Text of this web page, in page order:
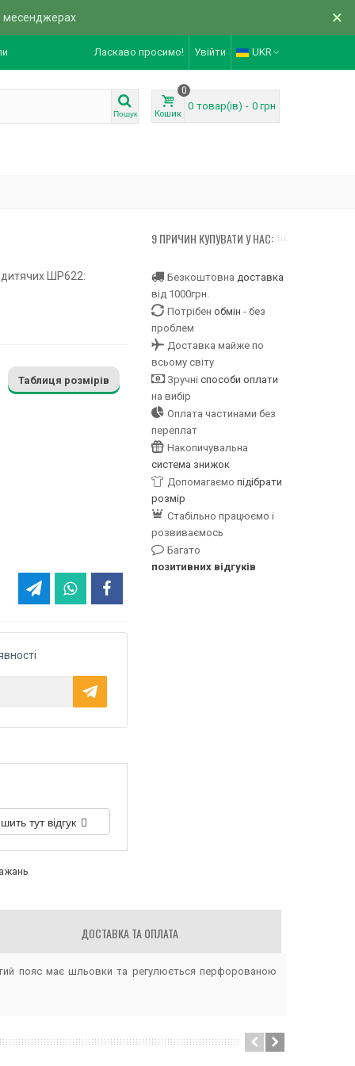
месенджерах ×
Ласкаво просимо! Увійти UKR
Пошук Кошик
0
0 товар(ів) - 0 грн
дитячих ШР622:
Таблиця розмірів
тут відгук
9 ПРИЧИН КУПУВАТИ У НАС:
Безкоштовна доставка
від 1000грн.
Потрібен обмін - без
проблем
Доставка майже по
всьому світу
Зручні способи оплати
на вибір
Оплата частинами без
переплат
Накопичувальна
система знижок
Допомагаємо підібрати
розмір
Стабільно працюємо і
розвиваємось
Багато
позитивних відгуків
ДОСТАВКА ТА ОПЛАТА
пояс має шльовки та регулюється перфорованою